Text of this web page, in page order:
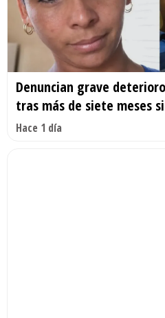
Denuncian grave
tras más de siete meses
Hace 1 día